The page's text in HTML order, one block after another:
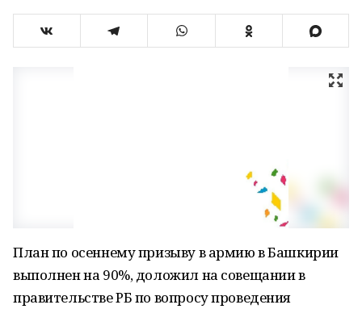
План по осеннему призыву в армию в Башкирии
выполнен на 90%, доложил на совещании в
правительстве РБ по вопросу проведения